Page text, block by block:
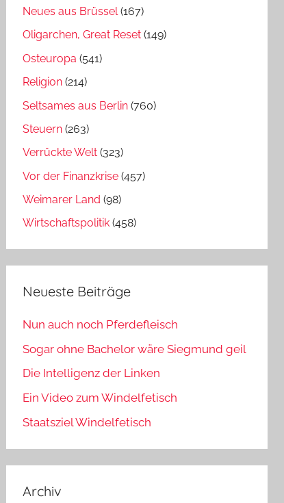
Neues aus Brüssel(167)
Oligarchen, Great Reset (149)
Osteuropa (541)
Religion (214)
Seltsames aus Berlin (760)
Steuern (263)
Verrückte Welt (323)
Vor der Finanzkrise (457)
Weimarer Land (98)
Wirtschaftspolitik (458)
Neueste Beiträge
Nun auch noch Pferdefleisch
Sogar ohne Bachelor wäre Siegmund geil
Die Intelligenz der Linken
Ein Video zum Windelfetisch
Staatsziel Windelfetisch
Archiv